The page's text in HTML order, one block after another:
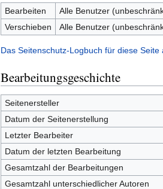
Bearbeiten
Alle Benutzer
Verschieben
Alle Benutzer
Das Seitenschutz-Logbuch für diese Seite
Bearbeitungsgeschichte
Seitenersteller
Datum der Seitenerstellung
Letzter Bearbeiter
Datum der letzten Bearbeitung
Gesamtzahl der Bearbeitungen
Gesamtzahl unterschiedlicher Autoren